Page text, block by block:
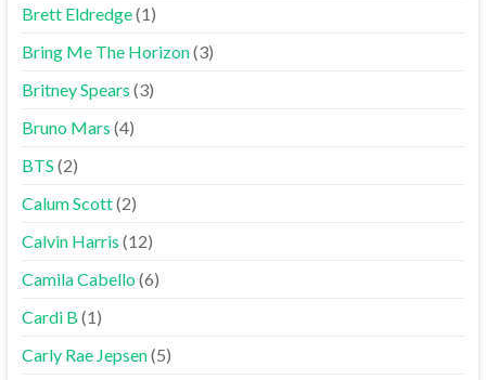
Brett Eldredge(1)
Bring Me The Horizon(3)
Britney Spears (3)
Bruno Mars (4)
BTS (2)
Calum Scott(2)
Calvin Harris (12)
Camila Cabello(6)
Cardi B (1)
Carly Rae Jepsen(5)